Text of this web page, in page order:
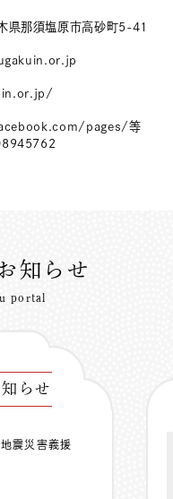
県那須塩原市高砂町5-41
pages/等
知らせ
portal
らせ
震災害義援